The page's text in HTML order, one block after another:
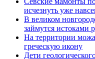
исчезнуть уже
В великом
займутся истоками
На территории
греческую икону
Дети